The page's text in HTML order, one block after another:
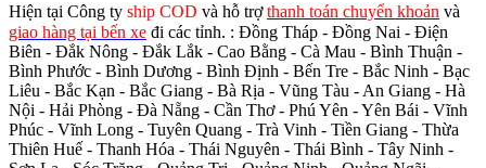
Hiện tại Công ty ship COD và hỗ trợthanh toán chuyển khoản và
giao hàng tại bến xe đi các tỉnh. : Đồng Tháp - Đồng Nai - Điện
Biên - Đắk Nông - Đắk Lắk - Cao Bằng - Cà Mau - Bình Thuận -
Bình Phước - Bình Dương - Bình Định - Bến Tre - Bắc Ninh - Bạc
Liêu - Bắc Kạn - Bắc Giang - Bà Rịa - Vũng Tàu - An Giang - Hà
Nội - Hải Phòng - Đà Nẵng - Cần Thơ - Phú Yên - Yên Bái - Vĩnh
Phúc - Vĩnh Long - Tuyên Quang - Trà Vinh - Tiền Giang - Thừa
Thiên Huế - Thanh Hóa - Thái Nguyên - Thái Bình - Tây Ninh -